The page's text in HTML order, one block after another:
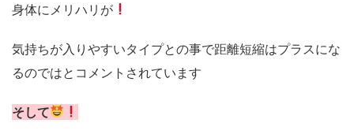
身体にメリハリが
気持ちが入りやすいタイプとの事で距離短縮はプラスにな
るのではとコメントされています
そして